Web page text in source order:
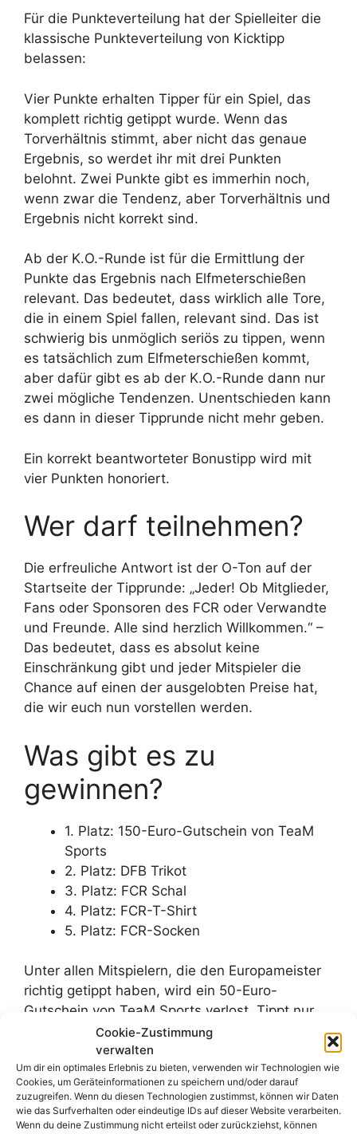
Cookie-Zustimmung
verwalten
Um dir ein optimales Erlebnis zu bieten, verwenden wir Technologien wie
Cookies, um Geräteinformationen zu speichern und/oder darauf
zuzugreifen. Wenn du diesen Technologien zustimmst, können wir Daten
wie das Surfverhalten oder eindeutige IDs auf dieser Website verarbeiten.
Wenn du deine Zustimmung nicht erteilst oder zurückziehst, können
Für die Punkteverteilung hat der Spielleiter die
klassische Punkteverteilung von Kicktipp
belassen:
Vier Punkte erhalten Tipper für ein Spiel, das
komplett richtig getippt wurde. Wenn das
Torverhältnis stimmt, aber nicht das genaue
Ergebnis, so werdet ihr mit drei Punkten
belohnt. Zwei Punkte gibt es immerhin noch,
wenn zwar die Tendenz, aber Torverhältnis und
Ergebnis nicht korrekt sind.
Ab der K.O.-Runde ist für die Ermittlung der
Punkte das Ergebnis nach Elfmeterschießen
relevant. Das bedeutet, dass wirklich alle Tore,
die in einem Spiel fallen, relevant sind. Das ist
schwierig bis unmöglich seriös zu tippen, wenn
es tatsächlich zum Elfmeterschießen kommt,
aber dafür gibt es ab der K.O.-Runde dann nur
zwei mögliche Tendenzen. Unentschieden kann
es dann in dieser Tipprunde nicht mehr geben.
Ein korrekt beantworteter Bonustipp wird mit
vier Punkten honoriert.
Wer darf teilnehmen?
Die erfreuliche Antwort ist der O-Ton auf der
Startseite der Tipprunde: „Jeder! Ob Mitglieder,
Fans oder Sponsoren des FCR oder Verwandte
und Freunde. Alle sind herzlich Willkommen.“ –
Das bedeutet, dass es absolut keine
Einschränkung gibt und jeder Mitspieler die
Chance auf einen der ausgelobten Preise hat,
die wir euch nun vorstellen werden.
Was gibt es zu
gewinnen?
1. Platz: 150-Euro-Gutschein von TeaM
Sports
2. Platz: DFB Trikot
3. Platz: FCR Schal
4. Platz: FCR-T-Shirt
5. Platz: FCR-Socken
Unter allen Mitspielern, die den Europameister
richtig getippt haben, wird ein 50-Euro-
Gutschein von TeaM Sports verlost. Tippt nur
ein Mitspieler richtig, so gewinnt er den
Gutschein. Gibt es mehrere korrekte Antworten,
so gewinnt der Mitspieler mit derniedrigsten
Punktzahl den Gutschein.